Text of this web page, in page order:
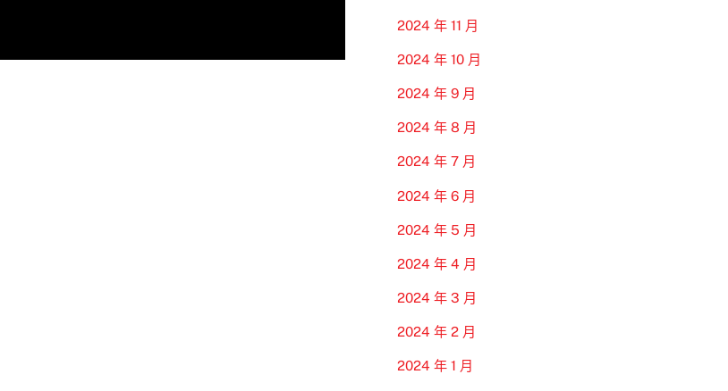
2024 年 11 月
2024 年 10 月
2024 年 9 月
2024 年 8 月
2024 年 7 月
2024 年 6 月
2024 年 5 月
2024 年 4 月
2024 年 3 月
2024 年 2 月
2024 年 1 月